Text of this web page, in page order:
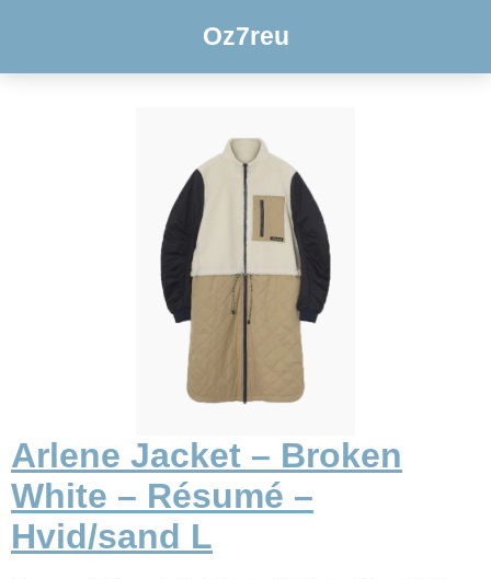
Oz7reu
Arlene Jacket – Broken
White – Résumé –
Hvid/sand L